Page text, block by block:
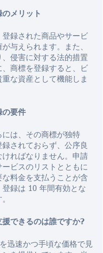
メリット
録された商品やサービ
与えられます。また、
侵害に対する法的措置
商標を登録すると、ビ
な資産として機能しま
の要件
は、その商標が独特
されておらず、公序良
ればなりません。申請
ビスのリストとともに
料金を支払うことが含
録は 10 年間有効とな
できるのは誰ですか?
迅速かつ手頃な価格で見